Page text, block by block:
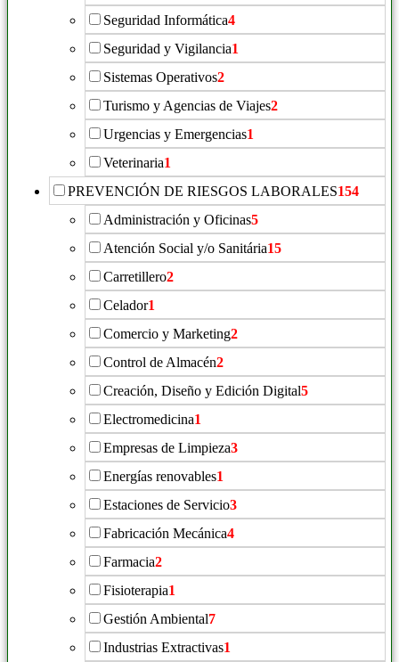
Seguridad Informática4
Seguridad y Vigilancia1
Sistemas Operativos2
Turismo y Agencias de Viajes2
Urgencias y Emergencias1
Veterinaria1
PREVENCIÓN DE RIESGOS LABORALES154
Administración y Oficinas5
Atención Social y/o Sanitária15
Carretillero2
Celador1
Comercio y Marketing2
Control de Almacén2
Creación, Diseño y Edición Digital5
Electromedicina1
Empresas de Limpieza3
Energías renovables1
Estaciones de Servicio3
Fabricación Mecánica4
Farmacia2
Fisioterapia1
Gestión Ambiental7
Industrias Extractivas1